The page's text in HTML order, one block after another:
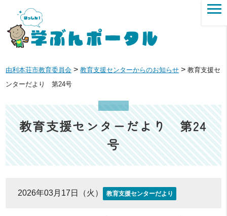
由利本荘市教育委員会 >教育支援センターからのお知らせ >教育支援セ
ンターだより 第24号
教育支援センターだより 第24
号
2026年03月17日（火） 教育支援センターだより